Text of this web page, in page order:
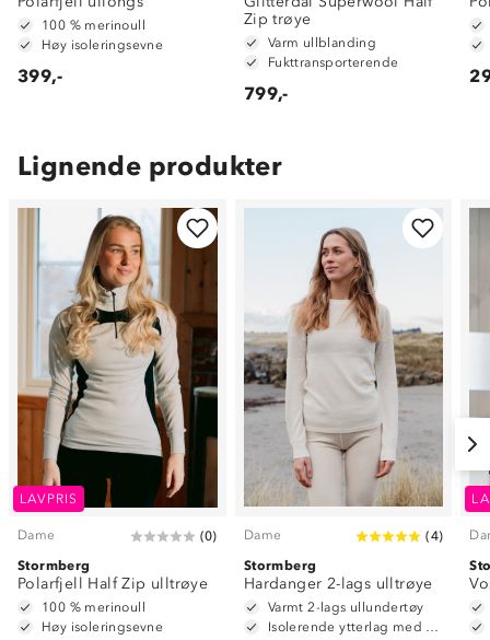
100 % merinoull
Høy isoleringsevne
399,-
Zip trøye
Varm ullblanding
Fukttransporterende
799,-
Lignende produkter
LAVPRIS
Dame (0)
Stormberg
Polarfjell Half Zip ulltrøye
100 % merinoull
Høy isoleringsevne
Dame (4)
Stormberg
Hardanger 2-lags ulltrøye
Varmt 2-lags ullundertøy